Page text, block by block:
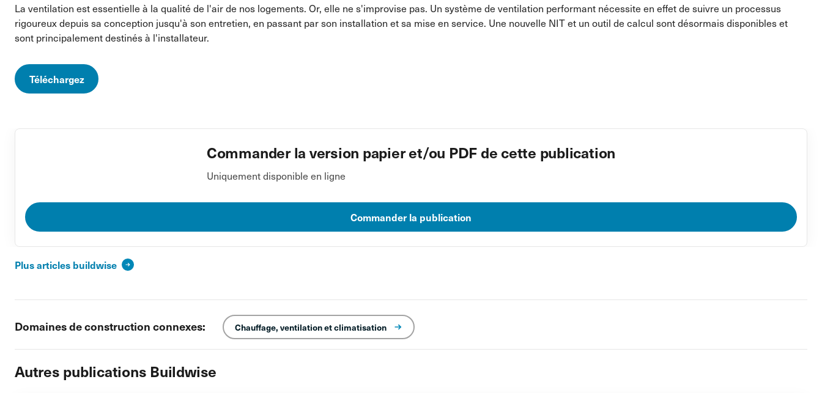
La ventilation est essentielle à la qualité de l'air de nos logements. Or, elle ne s'improvise pas. Un système de ventilation performant nécessite en effet de suivre un processus
rigoureux depuis sa conception jusqu'à son entretien, en passant par son installation et sa mise en service. Une nouvelle NIT et un outil de calcul sont désormais disponibles et
sont principalement destinés à l'installateur.
Téléchargez
Commander la version papier et/ou PDF de cette publication
Uniquement disponible en ligne
Commander la publication
Plus articles buildwise
Domaines de construction connexes: Chauffage, ventilation et climatisation
Autres publications Buildwise